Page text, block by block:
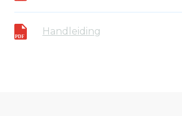
Handleiding